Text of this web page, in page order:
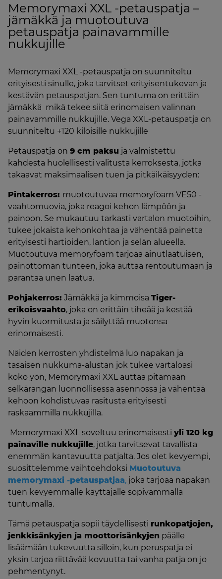
Memorymaxi XXL -petauspatja –
jämäkkä ja muotoutuva
petauspatja painavammille
nukkujille
Memorymaxi XXL -petauspatja on suunniteltu
erityisesti sinulle, joka tarvitset erityisentukevan ja
kestävän petauspatjan. Sen tuntuma on erittäin
jämäkkä mikä tekee siitä erinomaisen valinnan
painavammille nukkujille. Vega XXL-petauspatja on
suunniteltu +120 kiloisille nukkujille
Petauspatja on 9 cm paksu ja valmistettu
kahdesta huolellisesti valitusta kerroksesta, jotka
takaavat maksimaalisen tuen ja pitkäikäisyyden:
Pintakerros: muotoutuvaa memoryfoam VE50 -
vaahtomuovia, joka reagoi kehon lämpöön ja
painoon. Se mukautuu tarkasti vartalon muotoihin,
tukee jokaista kehonkohtaa ja vähentää painetta
erityisesti hartioiden, lantion ja selän alueella.
Muotoutuva memoryfoam tarjoaa ainutlaatuisen,
painottoman tunteen, joka auttaa rentoutumaan ja
parantaa unen laatua.
Pohjakerros: Jämäkkä ja kimmoisa Tiger-
erikoisvaahto, joka on erittäin tiheää ja kestää
hyvin kuormitusta ja säilyttää muotonsa
erinomaisesti.
Näiden kerrosten yhdistelmä luo napakan ja
tasaisen nukkuma-alustan jok tukee vartaloasi
koko yön, Memorymaxi XXL auttaa pitämään
selkärangan luonnollisessa asennossa ja vähentää
kehoon kohdistuvaa rasitusta erityisesti
raskaammilla nukkujilla.
Memorymaxi XXL soveltuu erinomaisesti yli 120 kg
painaville nukkujille, jotka tarvitsevat tavallista
enemmän kantavuutta patjalta. Jos olet kevyempi,
suosittelemme vaihtoehdoksi Muotoutuva
memorymaxi -petauspatjaa, joka tarjoaa napakan
tuen kevyemmälle käyttäjälle sopivammalla
tuntumalla.
Tämä petauspatja sopii täydellisesti runkopatjojen,
jenkkisänkyjen ja moottorisänkyjen päälle
lisäämään tukevuutta silloin, kun peruspatja ei
yksin tarjoa riittävää kovuutta tai vanha patja on jo
pehmentynyt.